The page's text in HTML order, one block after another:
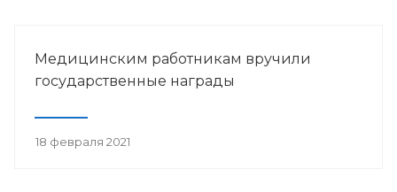
Медицинским работникам вручили
государственные награды
18 февраля 2021